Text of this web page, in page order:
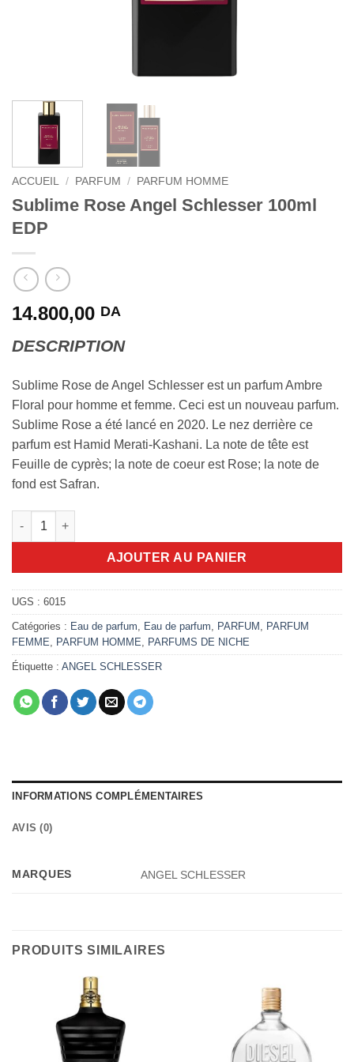
ACCUEIL / PARFUM / PARFUM HOMME
Sublime Rose Angel Schlesser 100ml
EDP
14.800,00 DA
DESCRIPTION
Sublime Rose de Angel Schlesser est un parfum Ambre
Floral pour homme et femme. Ceci est un nouveau parfum.
Sublime Rose a été lancé en 2020. Le nez derrière ce
parfum est Hamid Merati-Kashani. La note de tête est
Feuille de cyprès; la note de coeur est Rose; la note de
fond est Safran.
quantité de Sublime Rose Angel Schlesser 100ml EDP
AJOUTER AU PANIER
UGS : 6015
Catégories : Eau de parfum Eau de parfum PARFUM
PARFUM
FEMME
PARFUM HOMME PARFUMS DE NICHE
Étiquette : ANGEL SCHLESSER
INFORMATIONS COMPLÉMENTAIRES
AVIS (0)
MARQUES ANGEL SCHLESSER
PRODUITS SIMILAIRES